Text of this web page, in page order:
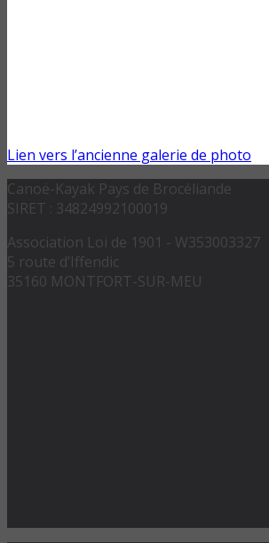
Lien vers l’ancienne galerie de photo
Canoë-Kayak Pays de Brocéliande
SIRET : 34824992100019
Association Loi de 1901 - W353003327
5 route d’Iffendic
35160 MONTFORT-SUR-MEU